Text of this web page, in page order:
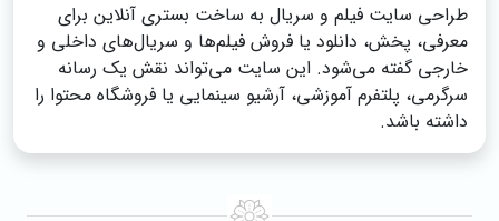
طراحی سایت فیلم و سریال به ساخت بستری آنلاین برای
معرفی، پخش، دانلود یا فروش فیلم‌ها و سریال‌های داخلی و
خارجی گفته می‌شود. این سایت می‌تواند نقش یک رسانه
سرگرمی، پلتفرم آموزشی، آرشیو سینمایی یا فروشگاه محتوا را
داشته باشد.